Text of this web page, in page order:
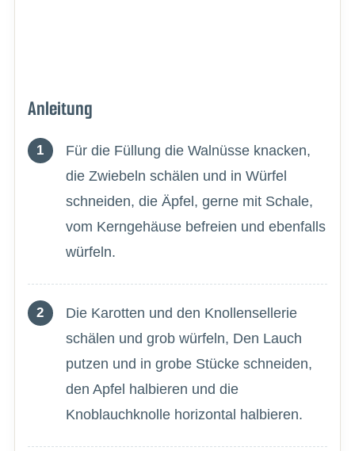
Anleitung
Für die Füllung die Walnüsse knacken,
die Zwiebeln schälen und in Würfel
schneiden, die Äpfel, gerne mit Schale,
vom Kerngehäuse befreien und ebenfalls
würfeln.
Die Karotten und den Knollensellerie
schälen und grob würfeln, Den Lauch
putzen und in grobe Stücke schneiden,
den Apfel halbieren und die
Knoblauchknolle horizontal halbieren.